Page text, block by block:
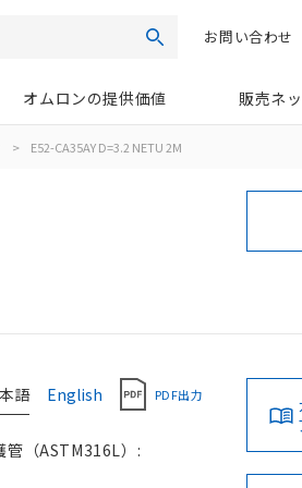
検索お問い合わせ
オムロンの提供価値 販売ネ
> E52-CA35AY D=3.2 NETU 2M
語 English PDF出力
管（ASTM316L）: